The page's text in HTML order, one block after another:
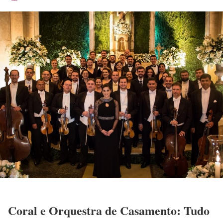
Coral e Orquestra de Casamento: Tudo